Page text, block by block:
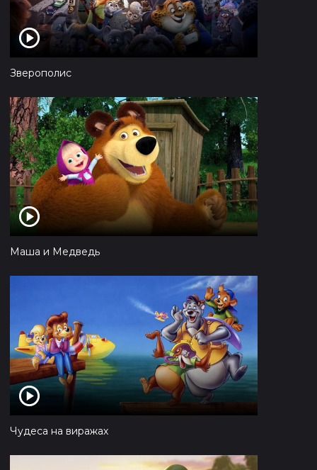
Зверополис
Маша и Медведь
Чудеса на виражах